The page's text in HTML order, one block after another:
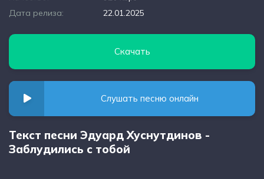
Дата релиза:
22.01.2025
Скачать
Слушать песню онлайн
Текст песни Эдуард Хуснутдинов -
Заблудились с тобой